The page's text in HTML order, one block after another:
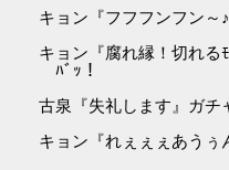
キョン『フフフンフン～
キョン『腐れ縁！切れる
ﾊﾞｯ！
古泉『失礼します』ガチ
キョン『れぇぇぇあうぅ